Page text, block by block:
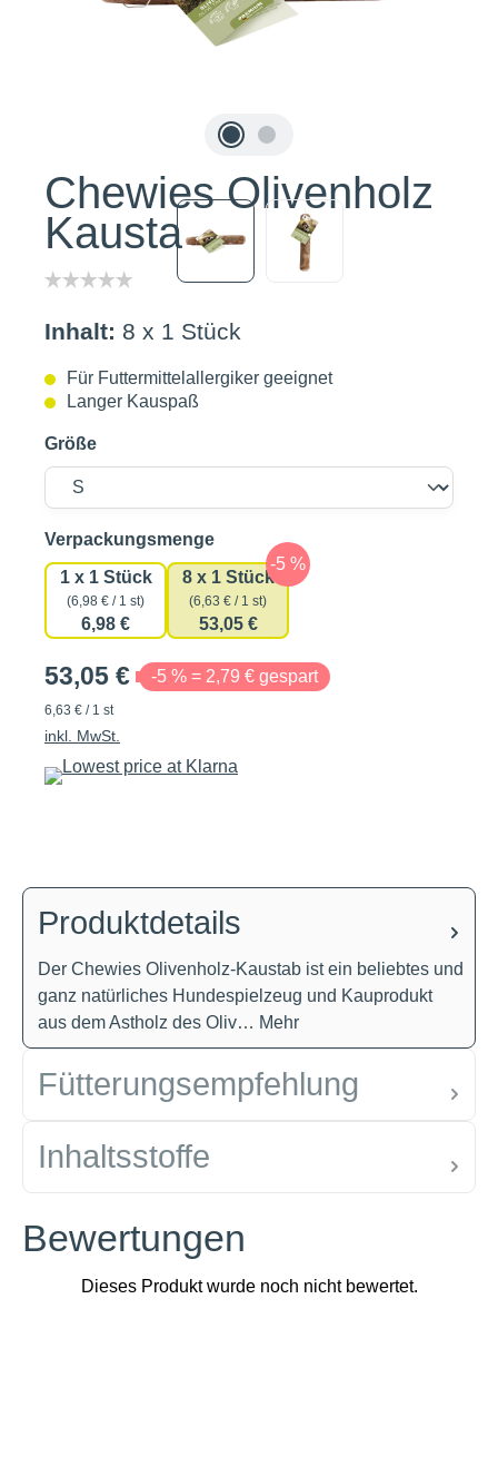
Chewies Olivenholz
Kaustab S
Inhalt: 8 x 1 Stück
Für Futtermittelallergiker geeignet
Langer Kauspaß
Größe
Verpackungsmengeauswählen
1 x 1 Stück
(6,98 € / 1 st)
6,98 €
8 x 1 Stück
(6,63 € / 1 st)
53,05 €
53,05 € -5 % = 2,79 € gespart
6,63 € / 1 st
inkl. MwSt.
Produktdetails
Der Chewies Olivenholz-Kaustab ist ein beliebtes und
ganz natürliches Hundespielzeug und Kauprodukt
aus dem Astholz des Oliv… Mehr
Fütterungsempfehlung
Inhaltsstoffe
Bewertungen